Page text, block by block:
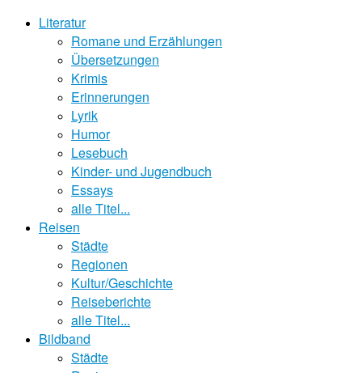
Literatur
Romane und Erzählungen
Übersetzungen
Krimis
Erinnerungen
Lyrik
Humor
Lesebuch
Kinder- und Jugendbuch
Essays
alle Titel...
Reisen
Städte
Regionen
Kultur/Geschichte
Reiseberichte
alle Titel...
Bildband
Städte